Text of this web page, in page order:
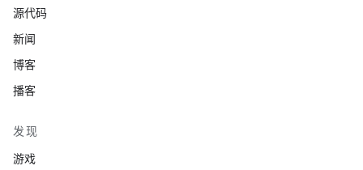
源代码
新闻
博客
播客
发现
游戏